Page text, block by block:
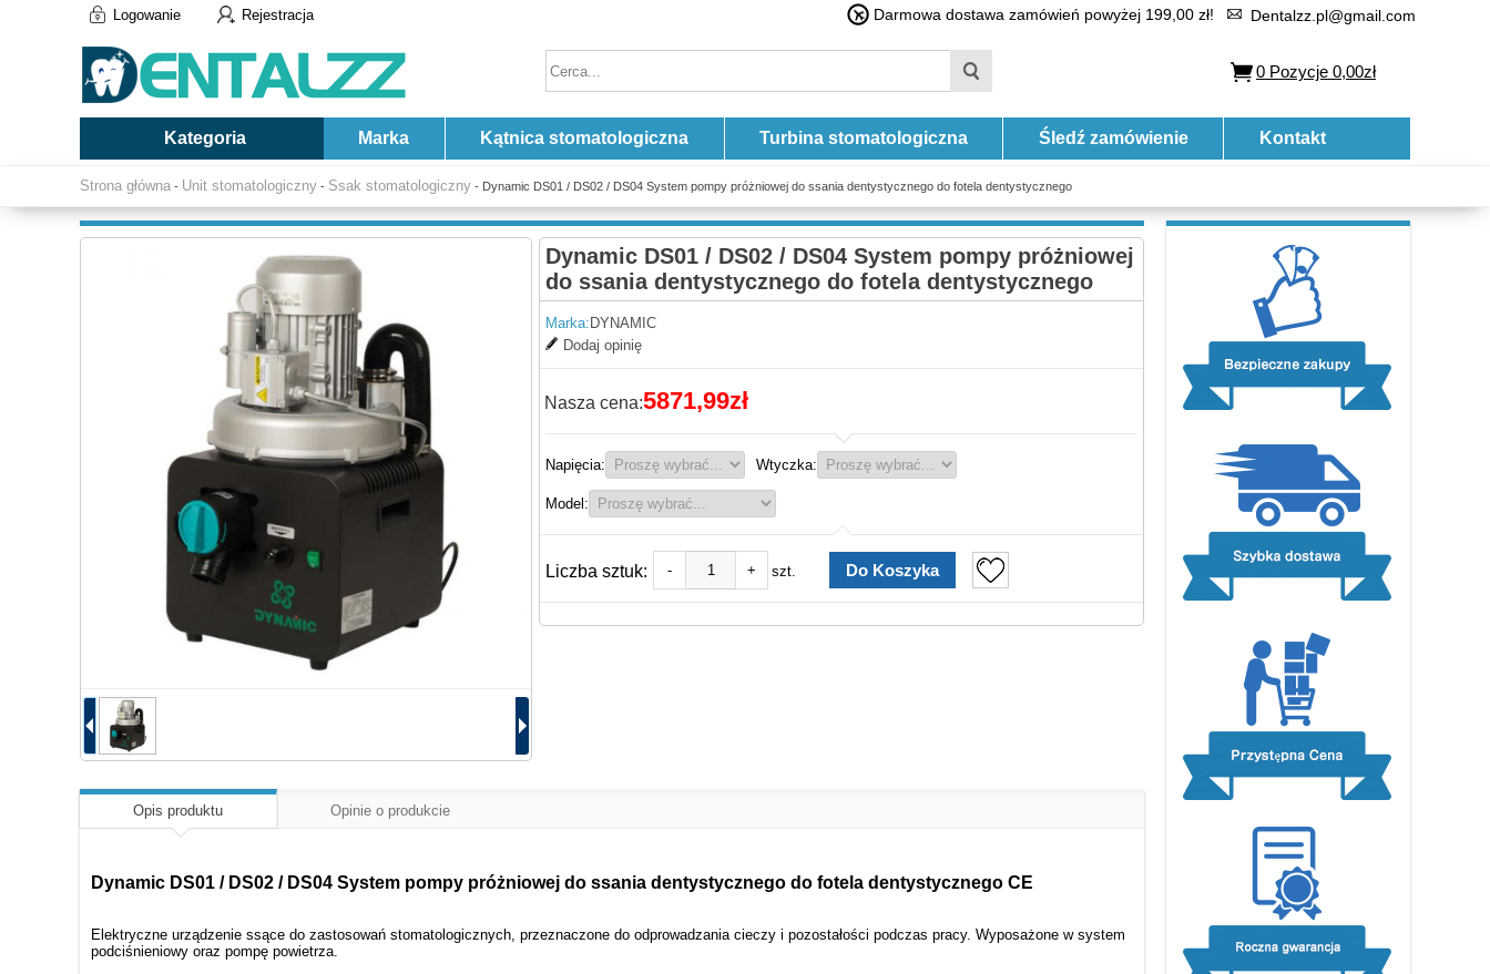
Logowanie Rejestracja Darmowa dostawa zamówień powyżej 199,00 zł! Dentalzz.pl@gmail.com
0 Pozycje 0,00zł
Kategoria Marka Kątnica stomatologiczna Turbina stomatologiczna Śledź zamówienie Kontakt
Strona główna - Unit stomatologiczny - Ssak stomatologiczny - Dynamic DS01 / DS02 / DS04 System pompy próżniowej do ssania dentystycznego do fotela dentystycznego
Dynamic DS01 / DS02 / DS04 System pompy próżniowej
do ssania dentystycznego do fotela dentystycznego
Marka: DYNAMIC
Dodaj opinię
Nasza cena:5871,99zł
Napięcia: Wtyczka:
Model:
Liczba sztuk: - + szt.
Opis produktu Opinie o produkcie
Dynamic DS01 / DS02 / DS04 System pompy próżniowej do ssania dentystycznego do fotela dentystycznego CE
Elektryczne urządzenie ssące do zastosowań stomatologicznych, przeznaczone do odprowadzania cieczy i pozostałości podczas pracy. Wyposażone w system
podciśnieniowy oraz pompę powietrza.